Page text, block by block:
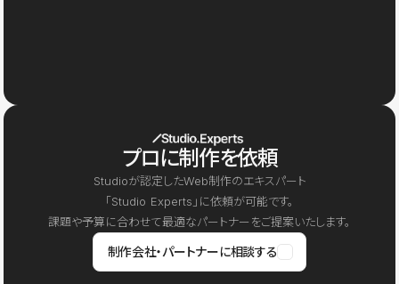
プロに制作を依頼
Studioが認定したWeb制作のエキスパート
「Studio Experts」に依頼が可能です。
課題や予算に合わせて最適なパートナーをご提案いたします。
制作会社・パートナーに相談する